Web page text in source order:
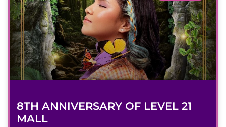
8TH ANNIVERSARY OF LEVEL 21
MALL